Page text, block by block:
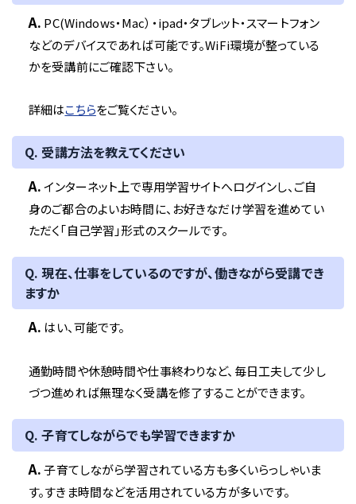
A. PC(Windows・Mac）・ipad・タブレット・スマートフォン
などのデバイスであれば可能です。WiFi環境が整っている
かを受講前にご確認下さい。
詳細はこちらをご覧ください。
Q. 受講方法を教えてください
A.インターネット上で専用学習サイトへログインし、ご自
身のご都合のよいお時間に、お好きなだけ学習を進めてい
ただく「自己学習」形式のスクールです。
Q. 現在、仕事をしているのですが、働きながら受講でき
ますか
A. はい、可能です。
通勤時間や休憩時間や仕事終わりなど、毎日工夫して少し
づつ進めれば無理なく受講を修了することができます。
Q. 子育てしながらでも学習できますか
A.子育てしながら学習されている方も多くいらっしゃいま
す。すきま時間などを活用されている方が多いです。